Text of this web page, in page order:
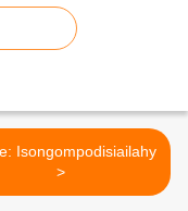
Isongompodisiailahy
>